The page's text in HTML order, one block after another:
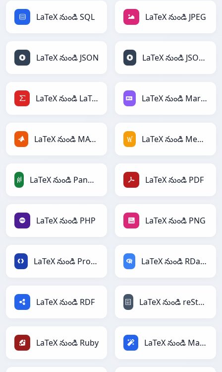
LaTeX నుండి SQL LaTeX నుండి JPEG
LaTeX నుండి JSON LaTeX నుండి JSONLines
LaTeX నుండి LaTeX LaTeX నుండి Markdown
LaTeX నుండి MATLAB LaTeX నుండి MediaWiki
LaTeX నుండి PandasDataFrame LaTeX నుండి PDF
LaTeX నుండి PHP LaTeX నుండి PNG
LaTeX నుండి Protobuf LaTeX నుండి RDataFrame
LaTeX నుండి RDF LaTeX నుండి reStructuredText
LaTeX నుండి Ruby LaTeX నుండి Magic